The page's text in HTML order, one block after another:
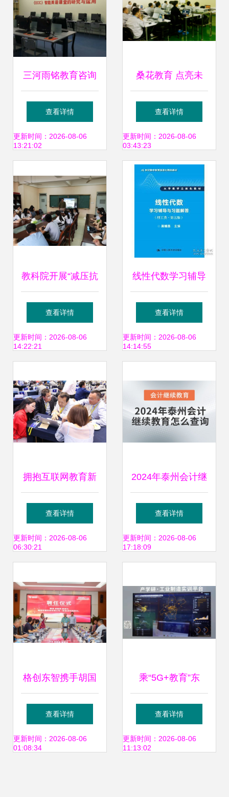
三河雨铭教育咨询
专业导航，点亮教
育之路
查看详情
更新时间：2026-08-06
13:21:02
桑花教育 点亮未
来，专业教育信息
咨询的领航者
查看详情
更新时间：2026-08-06
03:43:23
教科院开展“减压抗
挫 约纳自我”5·25
心理健康月系列活
成长
查看详情
更新时间：2026-08-06
14:22:21
线性代数学习辅导
与习题解答（理工
类第五版）评介 信
立体化教材典范
查看详情
更新时间：2026-08-06
14:14:55
拥抱互联网教育新
浪潮 杭州铭师堂携
手山师附中，共筑
查看详情
更新时间：2026-08-06
06:30:21
2024年泰州会计继
续教育查询与教育
信息咨询全攻略
查看详情
更新时间：2026-08-06
17:18:09
格创东智携手胡国
荣教授团队 产学研
深度融合，引领锂
查看详情
更新时间：2026-08-06
01:08:34
乘“5G+教育”东
风，探索未来学习
新形态
查看详情
更新时间：2026-08-06
11:13:02